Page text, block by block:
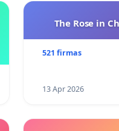
The Rose in
521 firmas
13 Apr 2026